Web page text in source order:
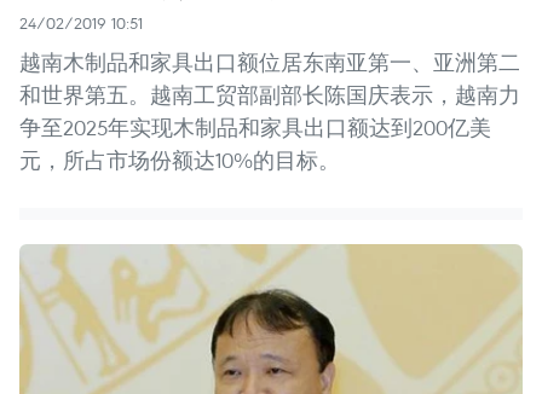
24/02/2019 10:51
越南木制品和家具出口额位居东南亚第一、亚洲第二
和世界第五。越南工贸部副部长陈国庆表示，越南力
争至2025年实现木制品和家具出口额达到200亿美
元，所占市场份额达10%的目标。